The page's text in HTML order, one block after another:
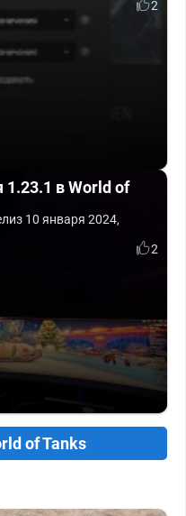
2
в World of
10 января 2024,
2
of Tanks